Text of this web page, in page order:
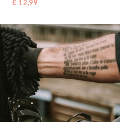
€ 12,99